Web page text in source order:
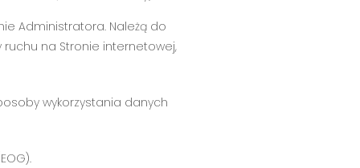
Administratora. Należą do
ruchu na Stronie internetowej,
wykorzystania danych